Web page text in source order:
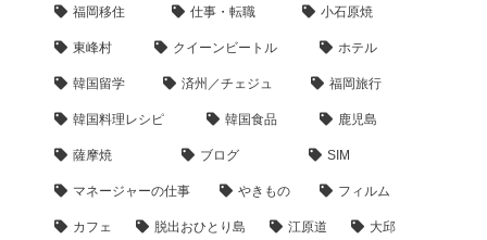
福岡移住 仕事・転職 小石原焼
東峰村 クイーンビートル ホテル
韓国留学 済州／チェジュ 福岡旅行
韓国料理レシピ 韓国食品 鹿児島
薩摩焼 ブログ SIM
マネージャーの仕事 やきもの フィルム
カフェ 脱出おひとり島 江原道 大邱